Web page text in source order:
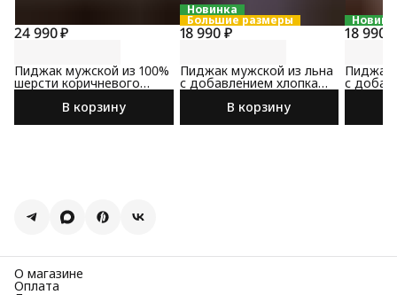
24 990 ₽
Пиджак мужской из 100%
шерсти коричневого
цвета
В корзину
Новинка
Большие размеры
18 990 ₽
Пиджак мужской из льна
с добавлением хлопка
сине-коричневого цвета
В корзину
18 990 ₽
Пиджак
с
О магазине
Оплата